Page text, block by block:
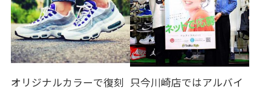
オリジナルカラーで復刻 只今川崎店ではアルバイ